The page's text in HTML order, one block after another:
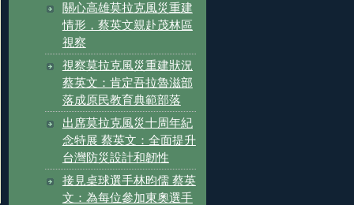
關心高雄莫拉克風災重建
情形，蔡英文親赴茂林區
視察
視察莫拉克風災重建狀況
蔡英文：肯定吾拉魯滋部
落成原民教育典範部落
出席莫拉克風災十周年紀
念特展 蔡英文：全面提升
台灣防災設計和韌性
接見桌球選手林昀儒 蔡英
文：為每位參加東奧選手